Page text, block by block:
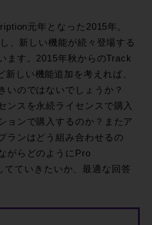
元年となった2015年。
、新しい機能が続々登場する
ます。2015年秋からのTrack
しい機能追加を考えれば、
いのではないでしょうか？
ンスを永続ライセンスで購入
ョンで購入するのか？またア
ランはどう組み合わせるの
がらどのようにPro
ていきたいか、最適な回答